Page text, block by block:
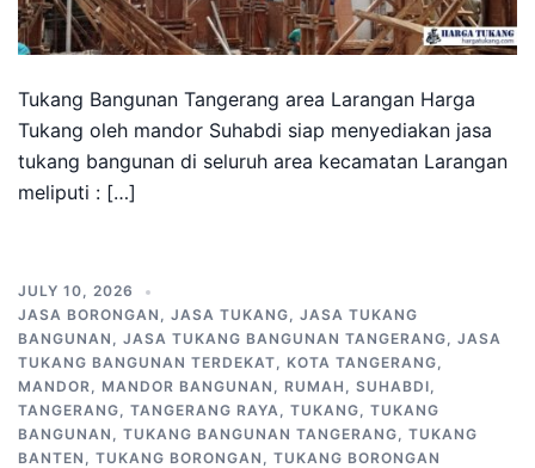
Tukang Bangunan Tangerang area Larangan Harga
Tukang oleh mandor Suhabdi siap menyediakan jasa
tukang bangunan di seluruh area kecamatan Larangan
meliputi : […]
JULY 10, 2026
JASA BORONGAN , JASA TUKANG, JASA TUKANG
BANGUNAN , JASA TUKANG BANGUNAN TANGERANG, JASA
TUKANG BANGUNAN TERDEKAT, KOTA TANGERANG,
MANDOR, MANDOR BANGUNAN , RUMAH , SUHABDI,
TANGERANG, TANGERANG RAYA, TUKANG, TUKANG
BANGUNAN , TUKANG BANGUNAN TANGERANG, TUKANG
BANTEN , TUKANG BORONGAN , TUKANG BORONGAN